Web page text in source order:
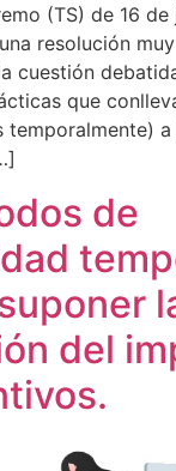
(TS) de 16
resolución
cuestión
que
a
de
del